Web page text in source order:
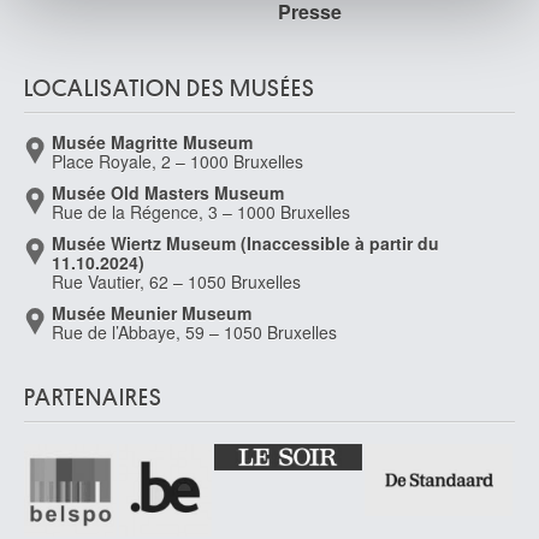
publicité et d'analyse, qui peuvent combiner celles-ci
ou qu'ils ont collectées lors de votre utilisation de leurs
van Brekelenkam Quiringh Gerritsz.
Bas) 1669/79
Van Bronckhorst Jan Gerritsz.
Utrecht (Pays-Bas) 1603 - Amsterdam (Pays-Bas) 1661
van Brussel Hermanus
Haarlem (Pays-Bas) 1763 - Utrecht (Pays-Bas) 1815
Malines 1758 - Alost 1831
van Cats Dirck
van Cleve Hendrick III
Anvers vers 1525 - 1589
van Cleve Joos
Presse
LOCALISATION DES MUSÉES
Musée Magritte Museum
Place Royale, 2 – 1000 Bruxelles
Musée Old Masters Museum
Rue de la Régence, 3 – 1000 Bruxelles
Musée Wiertz Museum (Inaccessible à partir du
11.10.2024)
Rue Vautier, 62 – 1050 Bruxelles
Musée Meunier Museum
Rue de l’Abbaye, 59 – 1050 Bruxelles
PARTENAIRES